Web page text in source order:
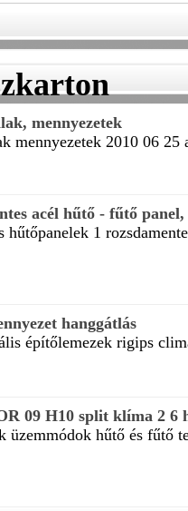
mennyezetek
mennyezetek 2010 06 25
acél hűtő - fűtő
hűtőpanelek 1
hanggátlás
építőlemezek rigips
09 H10 split klíma 2 6
üzemmódok hűtő és fűtő